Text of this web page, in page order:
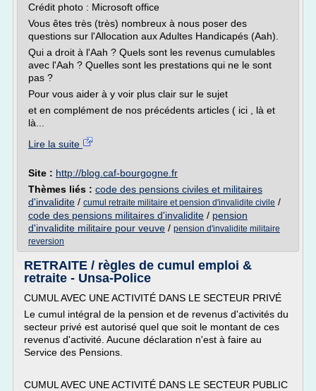
Crédit photo : Microsoft office
Vous êtes très (très) nombreux à nous poser des
questions sur l'Allocation aux Adultes Handicapés (Aah).
Qui a droit à l'Aah ? Quels sont les revenus cumulables
avec l'Aah ? Quelles sont les prestations qui ne le sont
pas ?
Pour vous aider à y voir plus clair sur le sujet
et en complément de nos précédents articles ( ici , là et
là...
Lire la suite
Site : http://blog.caf-bourgogne.fr
Thèmes liés : code des pensions civiles et militaires
d'invalidite / cumul retraite militaire et pension d'invalidite civile /
code des pensions militaires d'invalidite / pension
d'invalidite militaire pour veuve / pension d'invalidite militaire
reversion
RETRAITE / règles de cumul emploi &
retraite - Unsa-Police
CUMUL AVEC UNE ACTIVITÉ DANS LE SECTEUR PRIVÉ
Le cumul intégral de la pension et de revenus d'activités du
secteur privé est autorisé quel que soit le montant de ces
revenus d'activité. Aucune déclaration n'est à faire au
Service des Pensions.
CUMUL AVEC UNE ACTIVITÉ DANS LE SECTEUR PUBLIC